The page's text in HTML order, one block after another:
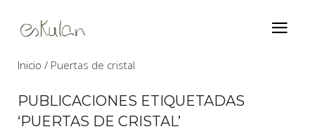
Inicio Puertas de cristal
PUBLICACIONES ETIQUETADAS
‘PUERTAS DE CRISTAL’